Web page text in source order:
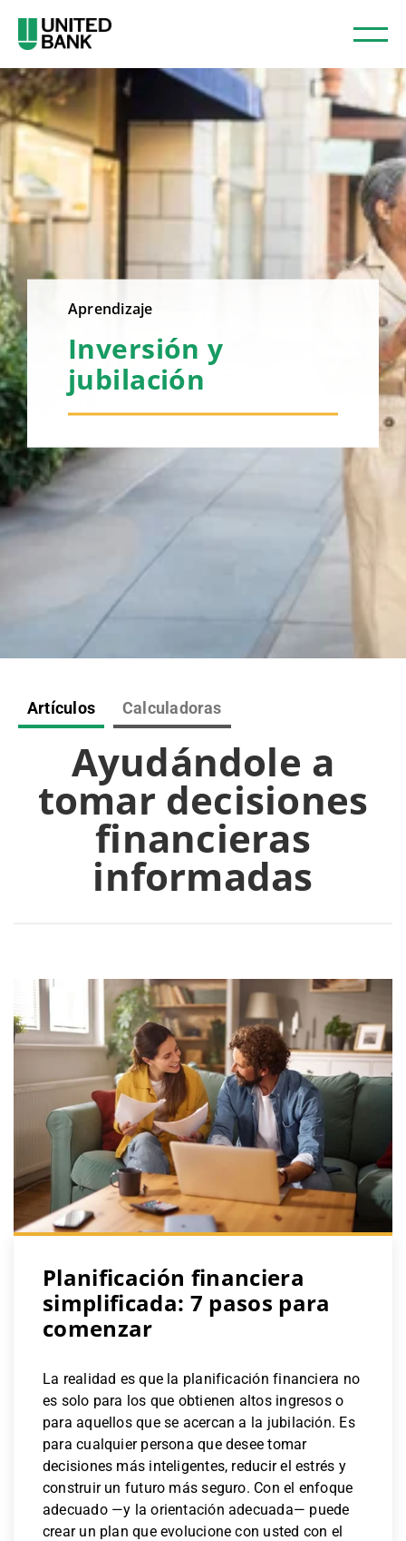
Aprendizaje
Inversión y
jubilación
Artículos Calculadoras
Ayudándole a
tomar decisiones
financieras
informadas
Planificación financiera
simplificada: 7 pasos para
comenzar
La realidad es que la planificación financiera no
es solo para los que obtienen altos ingresos o
para aquellos que se acercan a la jubilación. Es
para cualquier persona que desee tomar
decisiones más inteligentes, reducir el estrés y
construir un futuro más seguro. Con el enfoque
adecuado —y la orientación adecuada— puede
crear un plan que evolucione con usted con el